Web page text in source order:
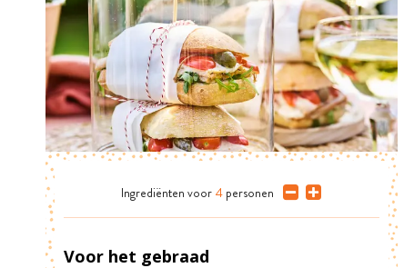
Ingrediënten voor 4 personen
Voor het gebraad